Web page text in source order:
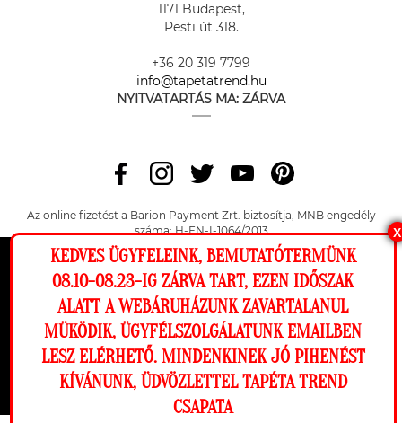
Ez a weboldal cookie-kat használ, hogy a
lehető legjobb élményt nyújtsa honlapunkon.
Beállítások
Elutasítom Engedélyezem
1171 Budapest,
Pesti út 318.
+36 20 319 7799
info@tapetatrend.hu
NYITVATARTÁS MA: ZÁRVA
Az online fizetést a Barion Payment Zrt. biztosítja, MNB engedély
száma: H-EN-I-1064/2013
Copyright © 2026 Tapéta Trend. Minden jog fenntartva. Tapéta trend Bt.
X
KEDVES ÜGYFELEINK, BEMUTATÓTERMÜNK
08.10-08.23-IG ZÁRVA TART, EZEN IDŐSZAK
ALATT A WEBÁRUHÁZUNK ZAVARTALANUL
MÜKÖDIK, ÜGYFÉLSZOLGÁLATUNK EMAILBEN
LESZ ELÉRHETŐ. MINDENKINEK JÓ PIHENÉST
KÍVÁNUNK, ÜDVÖZLETTEL TAPÉTA TREND
CSAPATAMegnézem a falamon